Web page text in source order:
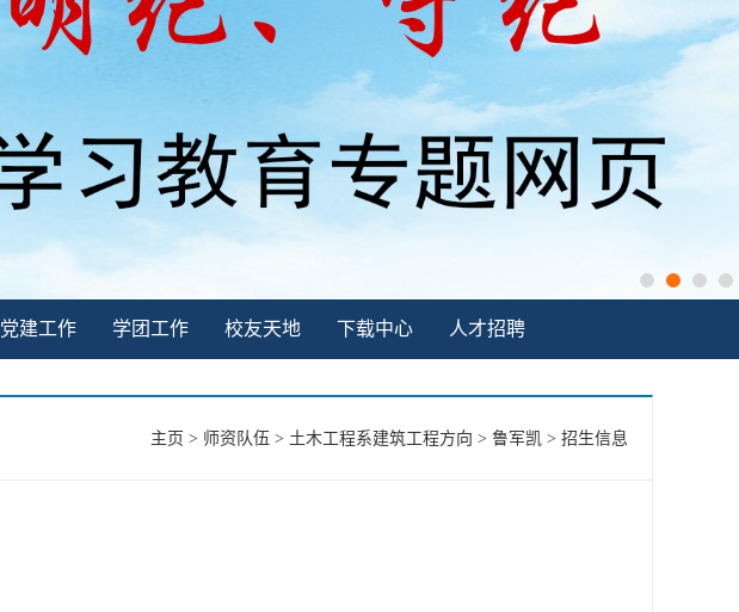
党建工作 学团工作 校友天地 下载中心 人才招聘
主页 > 师资队伍 > 土木工程系建筑工程方向 > 鲁军凯 > 招生信息